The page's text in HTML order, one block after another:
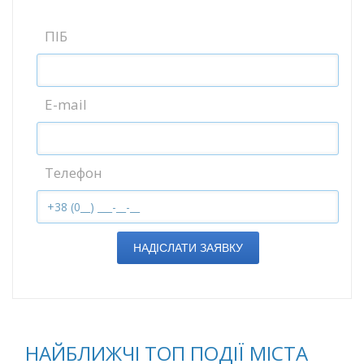
ПІБ
E-mail
Телефон
НАДІСЛАТИ ЗАЯВКУ
НАЙБЛИЖЧІ ТОП ПОДІЇ МІСТА